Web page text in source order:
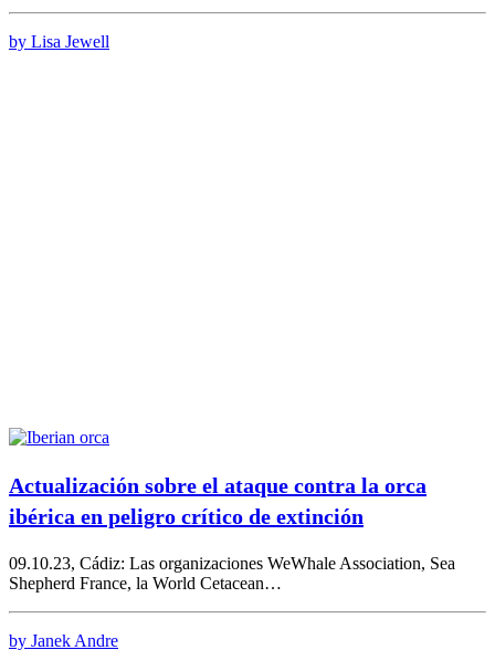
by Lisa Jewell
Actualización sobre el ataque contra la orca
ibérica en peligro crítico de extinción
09.10.23, Cádiz: Las organizaciones WeWhale Association, Sea
Shepherd France, la World Cetacean…
by Janek Andre